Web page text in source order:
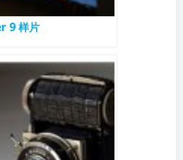
9 样片